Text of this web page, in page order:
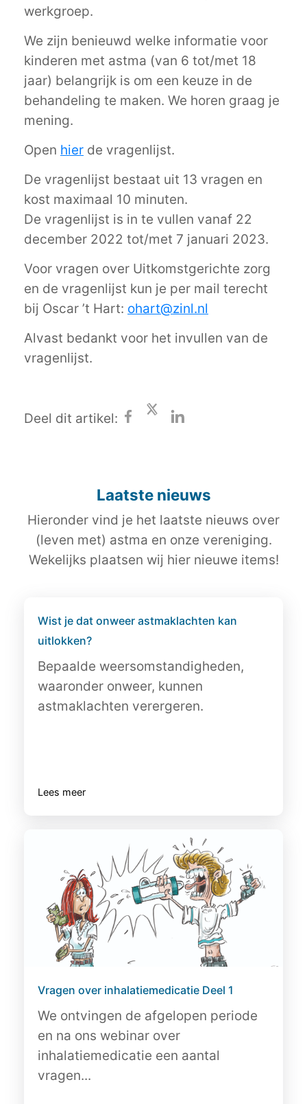
werkgroep.
We zijn benieuwd welke informatie voor
kinderen met astma (van 6 tot/met 18
jaar) belangrijk is om een keuze in de
behandeling te maken. We horen graag je
mening.
Open hier de vragenlijst.
De vragenlijst bestaat uit 13 vragen en
kost maximaal 10 minuten.
De vragenlijst is in te vullen vanaf 22
december 2022 tot/met 7 januari 2023.
Voor vragen over Uitkomstgerichte zorg
en de vragenlijst kun je per mail terecht
bij Oscar ’t Hart: ohart@zinl.nl
Alvast bedankt voor het invullen van de
vragenlijst.
Deel dit artikel:
Laatste nieuws
Hieronder vind je het laatste nieuws over
(leven met) astma en onze vereniging.
Wekelijks plaatsen wij hier nieuwe items!
Wist je dat onweer astmaklachten kan
uitlokken?
Bepaalde weersomstandigheden,
waaronder onweer, kunnen
astmaklachten verergeren.
Lees meer
Vragen over inhalatiemedicatie Deel 1
We ontvingen de afgelopen periode
en na ons webinar over
inhalatiemedicatie een aantal
vragen...